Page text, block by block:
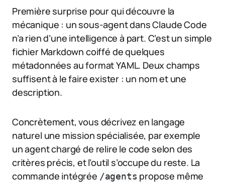
Première surprise pour qui découvre la
mécanique : un sous-agent dans Claude Code
n’a rien d’une intelligence à part. C’est un simple
fichier Markdown coiffé de quelques
métadonnées au format YAML. Deux champs
suffisent à le faire exister : un nom et une
description.
Concrètement, vous décrivez en langage
naturel une mission spécialisée, par exemple
un agent chargé de relire le code selon des
critères précis, et l’outil s’occupe du reste. La
commande intégrée /agents propose même